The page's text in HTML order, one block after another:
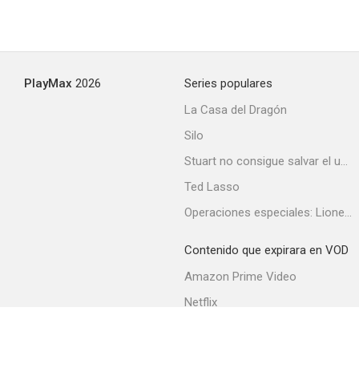
PlayMax 2026
Series populares
La Casa del Dragón
Silo
Stuart no consigue salvar el universo
Ted Lasso
Operaciones especiales: Lioness
Contenido que expirara en VOD
Amazon Prime Video
Netflix